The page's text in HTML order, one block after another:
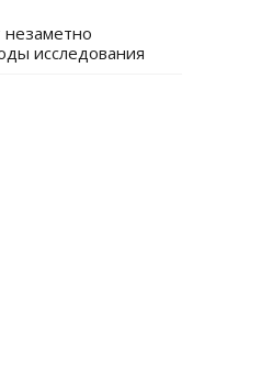
исследования